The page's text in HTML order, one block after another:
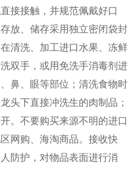
接接触，并规范佩戴好口
放、储存采用独立密闭袋封
清洗、加工进口水果、冻鲜
双手，或用免洗手消毒剂进
鼻、眼等部位；清洗食物时
头下直接冲洗生的肉制品；
。不要购买来源不明的进口
网购、海淘商品。接收快
防护，对物品表面进行消